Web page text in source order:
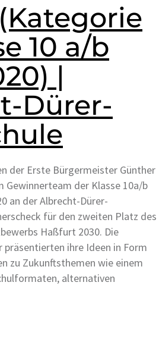
10 a/b
|
Dürer-
der Erste Bürgermeister Günther
Gewinnerteam der Klasse 10a/b
an der Albrecht-Dürer-
für den zweiten Platz des
Haßfurt 2030. Die
präsentierten ihre Ideen in Form
zu Zukunftsthemen wie einem
alternativen